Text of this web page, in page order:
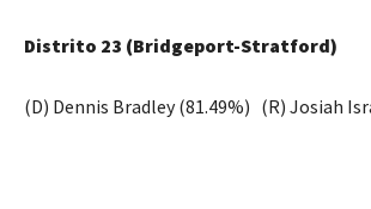
Distrito 23 (Bridgeport-Stratford)
(D) Dennis Bradley (81.49%) (R) Josiah